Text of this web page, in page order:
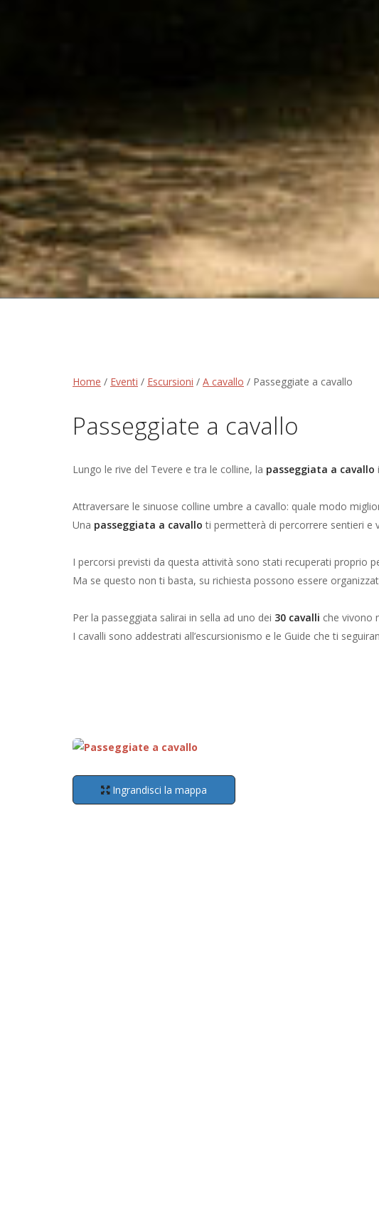
Home / Eventi / Escursioni / A cavallo / Passeggiate a cavallo
Passeggiate a cavallo
Lungo le rive del Tevere e tra le colline, la passeggiata a cavallo
Attraversare le sinuose colline umbre a cavallo: quale modo
Una passeggiata a cavallo ti permetterà di percorrere sentieri e
I percorsi previsti da questa attività sono stati recuperati proprio
Ma se questo non ti basta, su richiesta possono essere
Per la passeggiata salirai in sella ad uno dei 30 cavalli che vivono
I cavalli sono addestrati all’escursionismo e le Guide che ti
Ingrandisci la mappa